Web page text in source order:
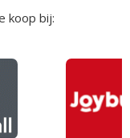
koop bij: